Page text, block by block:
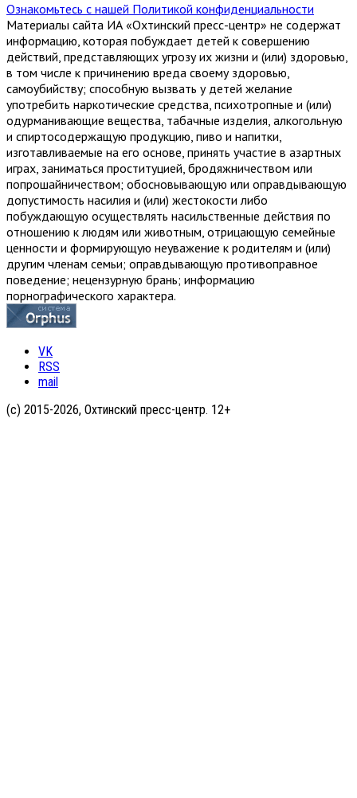
Ознакомьтесь с нашей Политикой конфиденциальности
Материалы сайта ИА «Охтинский пресс-центр» не содержат
информацию, которая побуждает детей к совершению
действий, представляющих угрозу их жизни и (или) здоровью,
в том числе к причинению вреда своему здоровью,
самоубийству; способную вызвать у детей желание
употребить наркотические средства, психотропные и (или)
одурманивающие вещества, табачные изделия, алкогольную
и спиртосодержащую продукцию, пиво и напитки,
изготавливаемые на его основе, принять участие в азартных
играх, заниматься проституцией, бродяжничеством или
попрошайничеством; обосновывающую или оправдывающую
допустимость насилия и (или) жестокости либо
побуждающую осуществлять насильственные действия по
отношению к людям или животным, отрицающую семейные
ценности и формирующую неуважение к родителям и (или)
другим членам семьи; оправдывающую противоправное
поведение; нецензурную брань; информацию
порнографического характера.
VK
RSS
mail
(с) 2015-2026, Охтинский пресс-центр. 12+